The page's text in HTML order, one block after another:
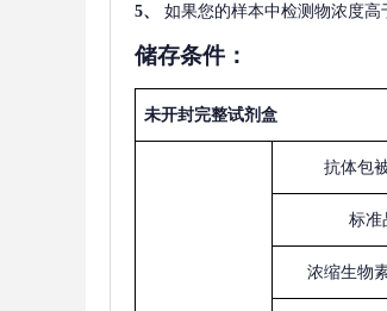
5、 如果您的样本中检测物浓度高
储存条件：
未开封完整试剂盒
抗体包
标准
浓缩生物